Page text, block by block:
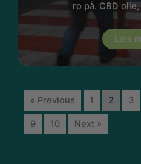
ro på. CBD
Læs
« Previous 1 2 3
9 10 Next »